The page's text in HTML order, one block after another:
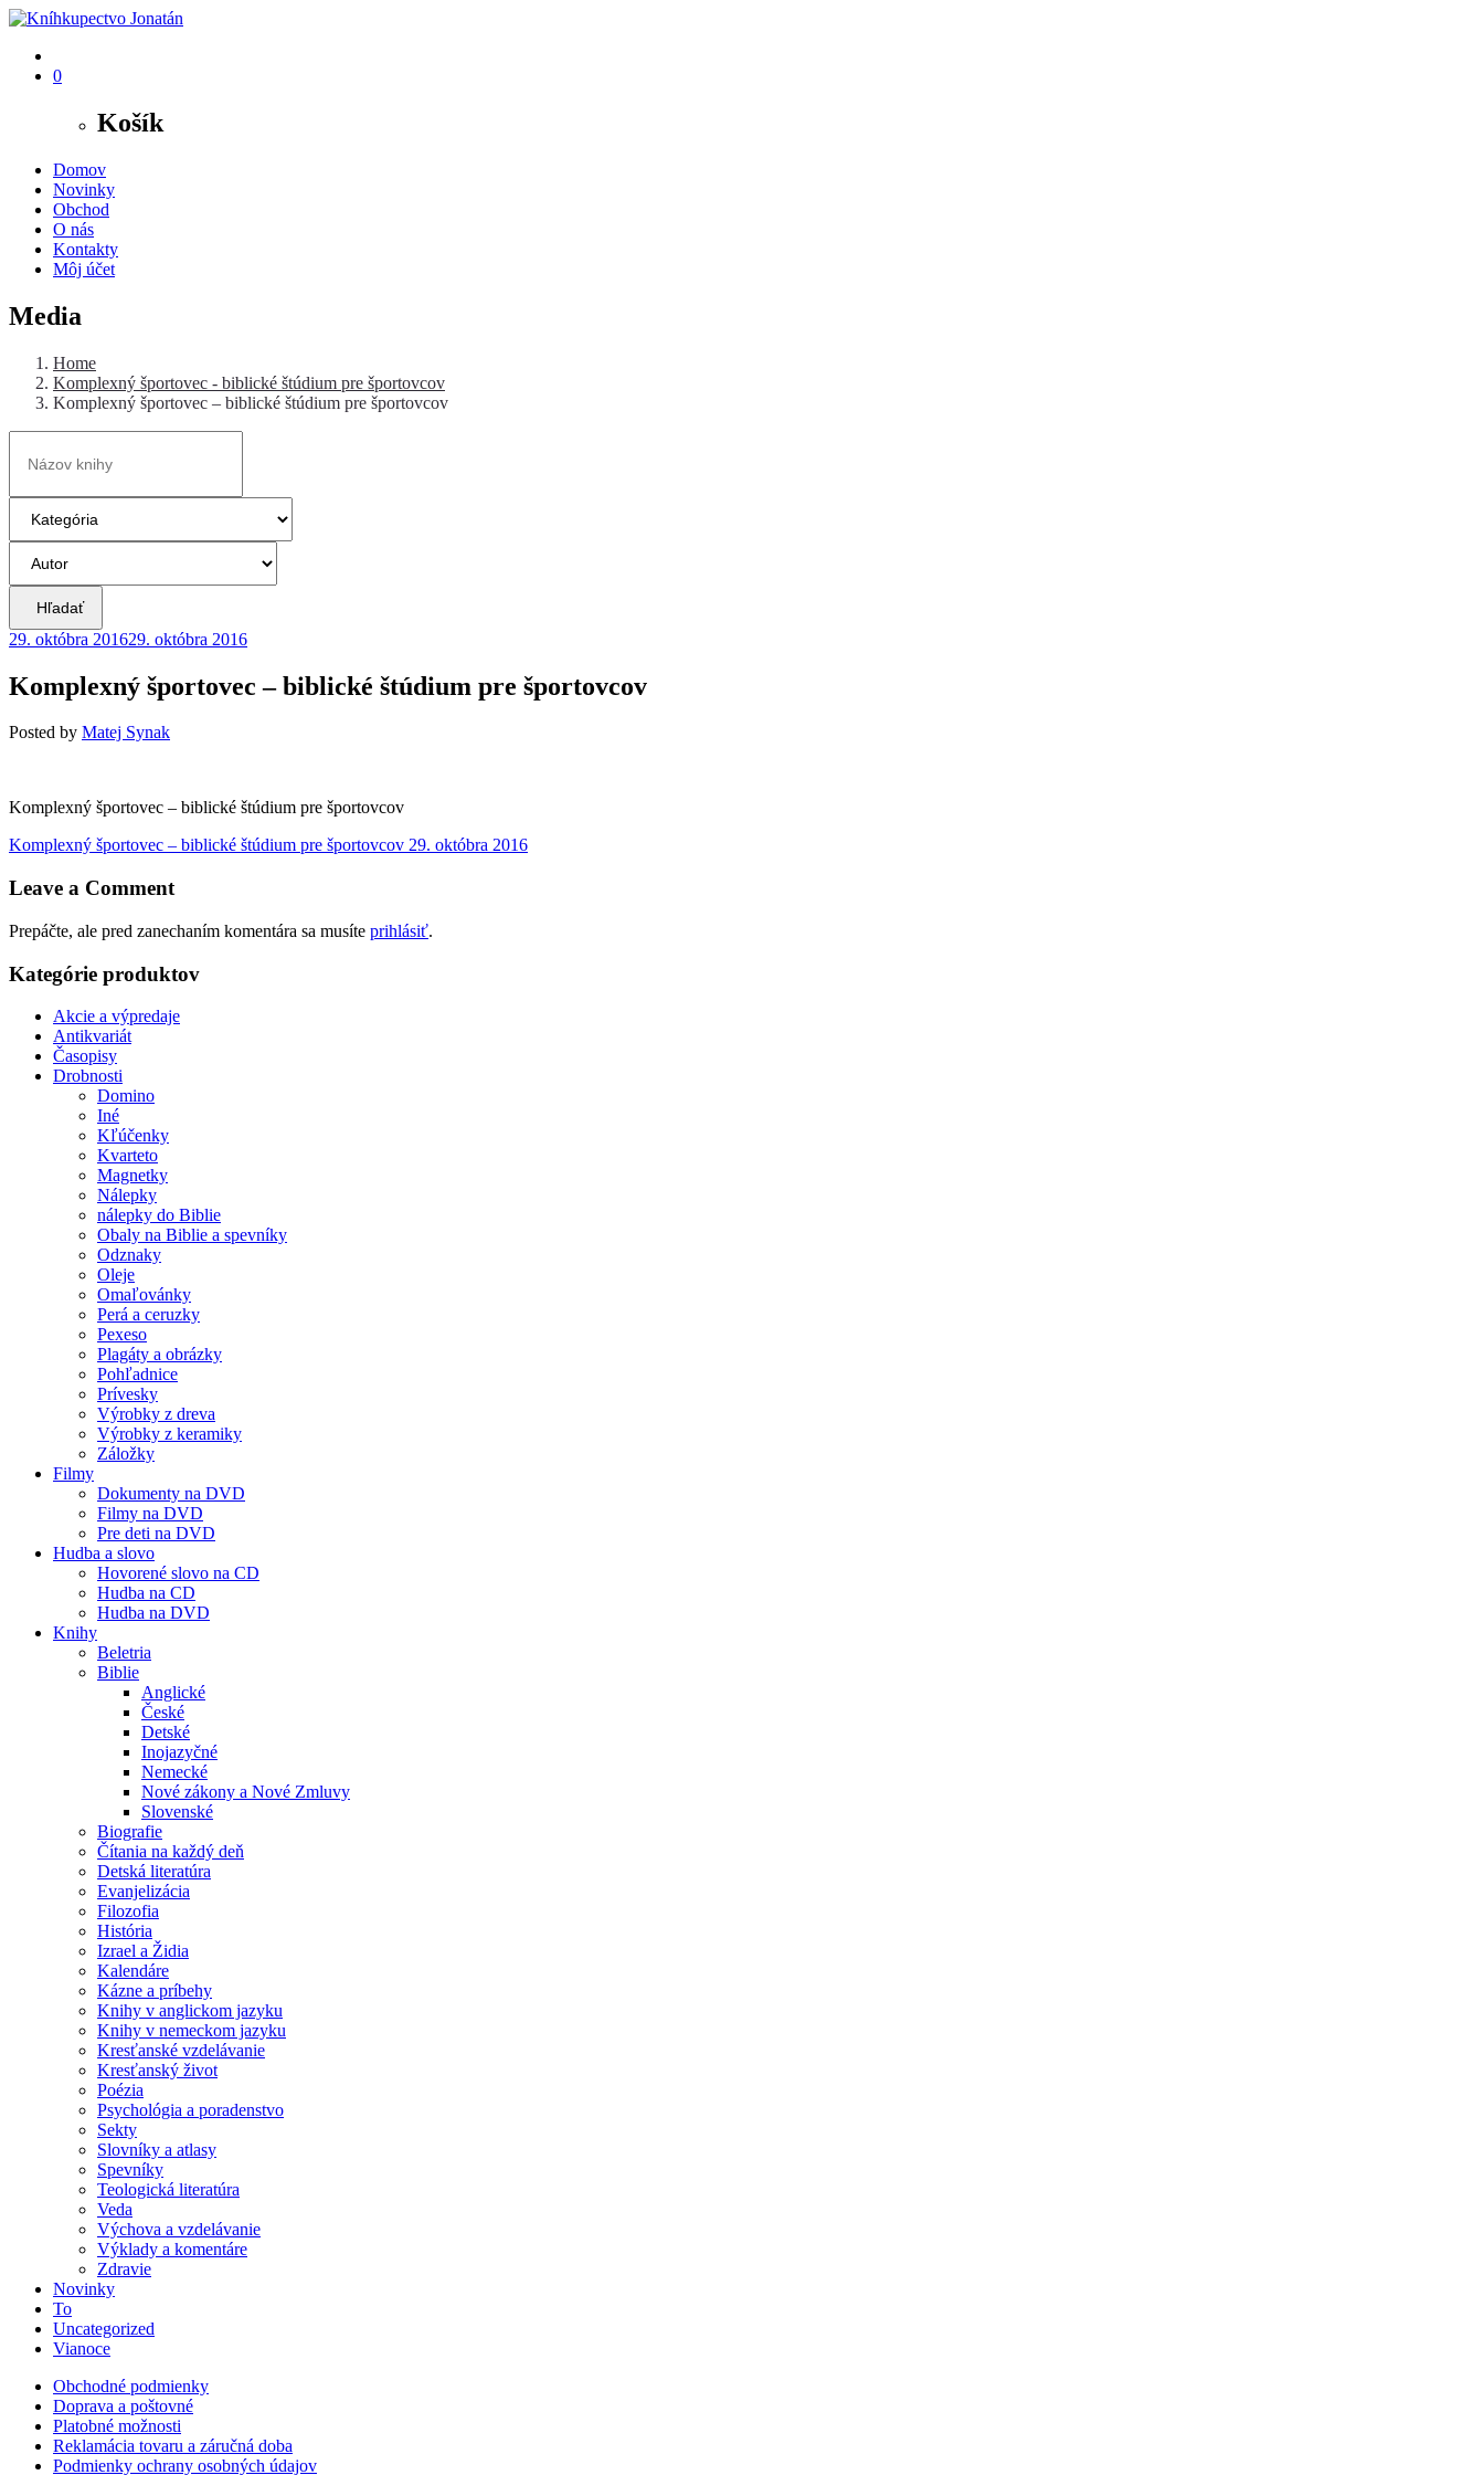
0
Košík
Domov
Novinky
Obchod
O nás
Kontakty
Môj účet
Media
Home
Komplexný športovec - biblické štúdium pre športovcov
Komplexný športovec – biblické štúdium pre športovcov
Hľadať
29. októbra 201629. októbra 2016
Komplexný športovec – biblické štúdium pre športovcov
Posted by Matej Synak
Komplexný športovec – biblické štúdium pre športovcov
Navigácia
v
Komplexný športovec – biblické štúdium pre športovcov Previous
29. októbra 2016
Leave a Comment
Prepáčte, ale pred zanechaním komentára sa musíte prihlásiť.
Kategórie produktov
Akcie a výpredaje
Antikvariát
Časopisy
Drobnosti
Domino
Iné
Kľúčenky
Kvarteto
Magnetky
Nálepky
nálepky do Biblie
Obaly na Biblie a spevníky
Odznaky
Oleje
Omaľovánky
Perá a ceruzky
Pexeso
Plagáty a obrázky
Pohľadnice
Prívesky
Výrobky z dreva
Výrobky z keramiky
Záložky
Filmy
Dokumenty na DVD
Filmy na DVD
Pre deti na DVD
Hudba a slovo
Hovorené slovo na CD
Hudba na CD
Hudba na DVD
Knihy
Beletria
Biblie
Anglické
České
Detské
Inojazyčné
Nemecké
Nové zákony a Nové Zmluvy
Slovenské
Biografie
Čítania na každý deň
Detská literatúra
Evanjelizácia
Filozofia
História
Izrael a Židia
Kalendáre
Kázne a príbehy
Knihy v anglickom jazyku
Knihy v nemeckom jazyku
Kresťanské vzdelávanie
Kresťanský život
Poézia
Psychológia a poradenstvo
Sekty
Slovníky a atlasy
Spevníky
Teologická literatúra
Veda
Výchova a vzdelávanie
Výklady a komentáre
Zdravie
Novinky
To
Uncategorized
Vianoce
Obchodné podmienky
Doprava a poštovné
Platobné možnosti
Reklamácia tovaru a záručná doba
Podmienky ochrany osobných údajov